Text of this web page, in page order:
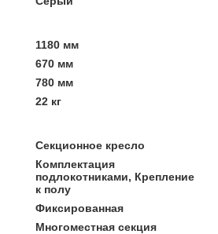
1180 мм
670 мм
780 мм
22 кг
Секционное кресло
Комплектация
подлокотниками, Крепление
к полу
Фиксированная
Многоместная секция